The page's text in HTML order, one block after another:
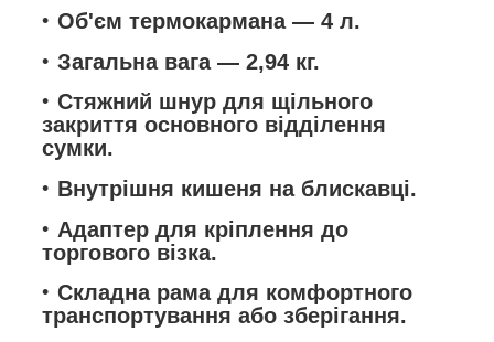
Об'єм термокармана — 4 л.
Загальна вага — 2,94 кг.
Стяжний шнур для щільного
закриття основного відділення
сумки.
Внутрішня кишеня на блискавці.
Адаптер для кріплення до
торгового візка.
Складна рама для комфортного
транспортування або зберігання.